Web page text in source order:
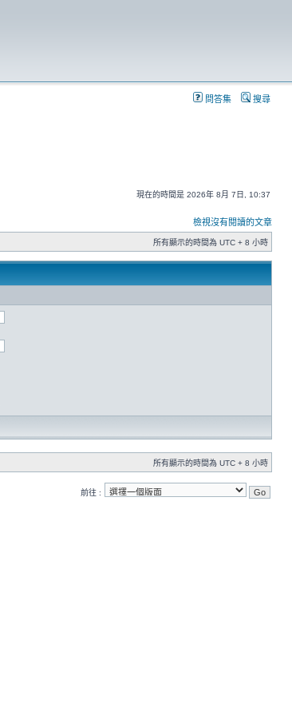
問答集 搜尋
現在的時間是 2026年 8月 7日, 10:37
檢視沒有閱讀的文章
所有顯示的時間為 UTC + 8 小時
所有顯示的時間為 UTC + 8 小時
前往 :